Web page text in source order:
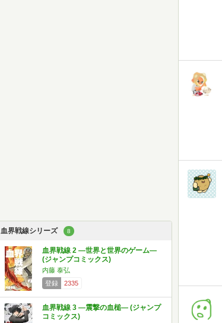
血界戦線シリーズ 8
血界戦線 2 ―世界と世界のゲーム―
(ジャンプコミックス)
内藤 泰弘
登録
2335
血界戦線 3 ―震撃の血槌― (ジャンプ
コミックス)